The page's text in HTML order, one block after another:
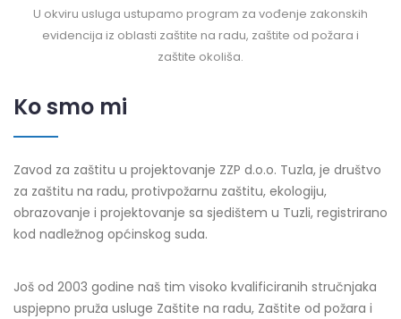
U okviru usluga ustupamo program za vođenje zakonskih
evidencija iz oblasti zaštite na radu, zaštite od požara i
zaštite okoliša.
Ko smo mi
Zavod za zaštitu u projektovanje ZZP d.o.o. Tuzla, je društvo
za zaštitu na radu, protivpožarnu zaštitu, ekologiju,
obrazovanje i projektovanje sa sjedištem u Tuzli, registrirano
kod nadležnog općinskog suda.
Još od 2003 godine naš tim visoko kvalificiranih stručnjaka
uspjepno pruža usluge Zaštite na radu, Zaštite od požara i